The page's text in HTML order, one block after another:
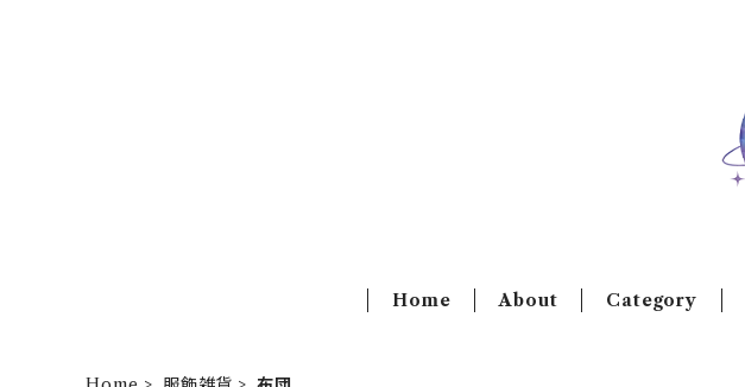
Home About Category